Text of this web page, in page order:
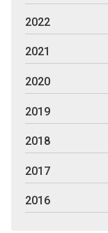
2022
2021
2020
2019
2018
2017
2016